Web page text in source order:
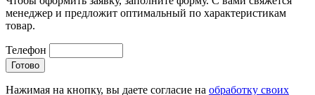
менеджер и предложит оптимальный по характеристикам
товар.
Телефон
Нажимая на кнопку, вы даете согласие на обработку своих